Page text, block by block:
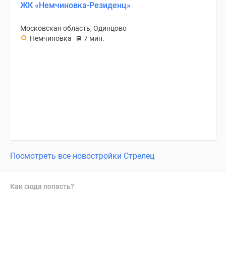
ЖК «Немчиновка-Резиденц»
Московская область, Одинцово
Немчиновка
7 мин.
Посмотреть все новостройки Стрелец
Как сюда попасть?